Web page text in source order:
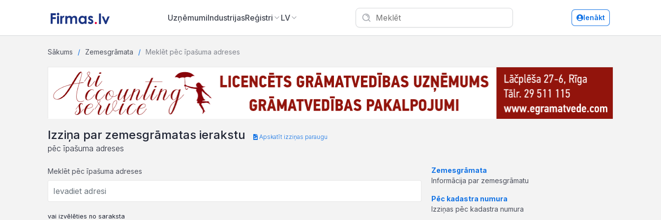
UzņēmumiIndustrijasReģistri LV Ienākt
Sākums Zemesgrāmata Meklēt pēc īpašuma adreses
Izziņa par zemesgrāmatas ierakstu
pēc īpašuma adreses
Apskatīt izziņas paraugu
Meklēt pēc īpašuma adreses
vai izvēlēties no saraksta
Zemesgrāmata
Informācija par zemesgrāmatu
Pēc kadastra numura
Izziņas pēc kadastra numura